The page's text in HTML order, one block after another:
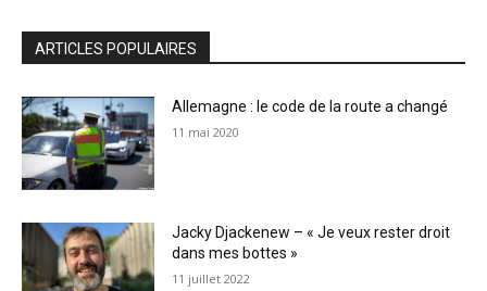
ARTICLES POPULAIRES
Allemagne : le code de la route a changé
11 mai 2020
Jacky Djackenew – « Je veux rester droit
dans mes bottes »
11 juillet 2022